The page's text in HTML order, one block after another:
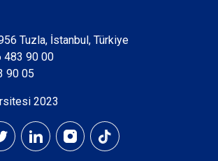
Tuzla, İstanbul, Türkiye
483 90 00
90 05
2023